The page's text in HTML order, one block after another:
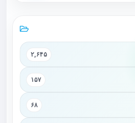
۲,۶۴۵
۱۵۷
۶۸